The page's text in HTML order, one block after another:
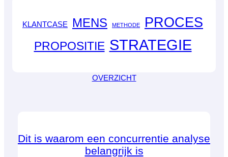
KLANTCASE MENS METHODE PROCES
PROPOSITIE STRATEGIE
OVERZICHT
Dit is waarom een concurrentie analyse
belangrijk is